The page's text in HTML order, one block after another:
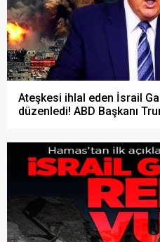
Ateşkesi ihlal eden İsrail
düzenledi! ABD Başkanı